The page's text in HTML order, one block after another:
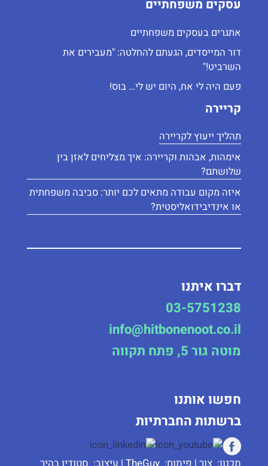
עסקים משפחתיים
אתגרים בעסקים משפחתיים
דור המייסדים, הגעתם להחלטה: "מעבירים את
השרביט!"
פעם היה לי אח, היום יש לי… בוס!
קריירה
תהליך ייעוץ לקריירה
אימהוּת, אבהוּת וקריירה: איך מצליחים לאזן בין
שלושתם?
איזה מקום עבודה מתאים לכם יותר: סביבה משפחתית
או אינדיבידואליסטית?
דברו איתנו
03-5751238
info@hitbonenoot.co.il
מוטה גור 5, פתח תקווה
חפשו אותנו
ברשתות החברתיות